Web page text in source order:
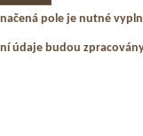
pole je nutné
údaje budou